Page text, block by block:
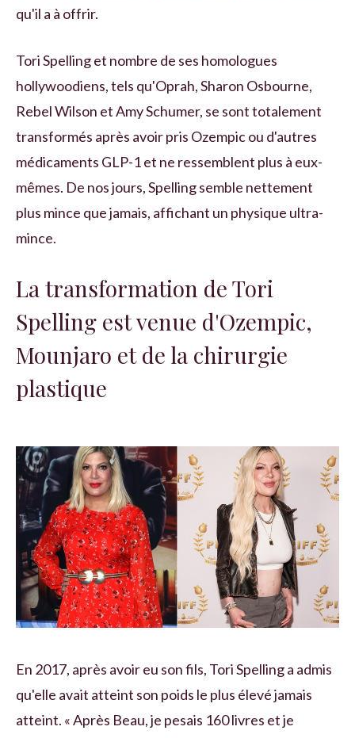
qu'il a à offrir.
Tori Spelling et nombre de ses homologues
hollywoodiens, tels qu'Oprah, Sharon Osbourne,
Rebel Wilson et Amy Schumer, se sont totalement
transformés après avoir pris Ozempic ou d'autres
médicaments GLP-1 et ne ressemblent plus à eux-
mêmes. De nos jours, Spelling semble nettement
plus mince que jamais, affichant un physique ultra-
mince.
La transformation de Tori
Spelling est venue d'Ozempic,
Mounjaro et de la chirurgie
plastique
En 2017, après avoir eu son fils, Tori Spelling a admis
qu'elle avait atteint son poids le plus élevé jamais
atteint. « Après Beau, je pesais 160 livres et je